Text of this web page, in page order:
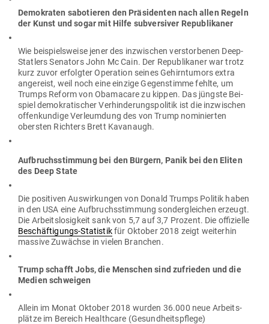
Demo­kraten sabo­tieren den Prä­si­denten nach allen Regeln
der Kunst und sogar mit Hilfe sub­ver­siver Republikaner
Wie bei­spiels­weise jener des inzwi­schen ver­stor­benen Deep-
Statlers Senators John Mc Cain. Der Repu­bli­kaner war trotz
kurz zuvor erfolgter Ope­ration seines Gehirn­tumors extra
ange­reist, weil noch eine einzige Gegen­stimme fehlte, um
Trumps Reform von Oba­macare zu kippen. Das jüngste Bei­
spiel demo­kra­ti­scher Ver­hin­de­rungs­po­litik ist die inzwi­schen
offen­kundige Ver­leumdung des von Trump nomi­nierten
obersten Richters Brett Kavanaugh.
Auf­bruchs­stimmung bei den Bürgern, Panik bei den Eliten
des Deep State
Die posi­tiven Aus­wir­kungen von Donald Trumps Politik haben
in den USA eine Auf­bruchs­stimmung son­der­gleichen erzeugt.
Die Arbeits­lo­sigkeit sank von 5,7 auf 3,7 Prozent. Die offi­zielle
Beschäf­ti­gungs-Sta­tistikfür Oktober 2018 zeigt wei­terhin
massive Zuwächse in vielen Branchen.
Trump schafft Jobs, die Men­schen sind zufrieden und die
Medien schweigen
Allein im Monat Oktober 2018 wurden 36.000 neue Arbeits­
plätze im Bereich Healthcare (Gesund­heits­pflege)